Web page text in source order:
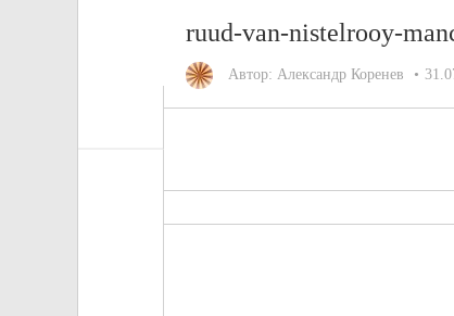
ruud-van-nistelrooy-
Автор: Александр Коренев